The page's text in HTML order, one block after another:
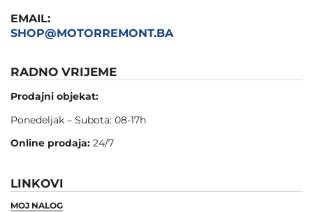
EMAIL:
SHOP@MOTORREMONT.BA
RADNO VRIJEME
Prodajni objekat:
Ponedeljak – Subota: 08-17h
Online prodaja: 24/7
LINKOVI
MOJ NALOG